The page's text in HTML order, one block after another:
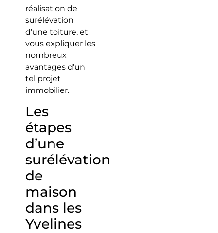
réalisation de
surélévation
d’une toiture, et
vous expliquer les
nombreux
avantages d’un
tel projet
immobilier.
Les
étapes
d’une
surélévation
de
maison
dans les
Yvelines